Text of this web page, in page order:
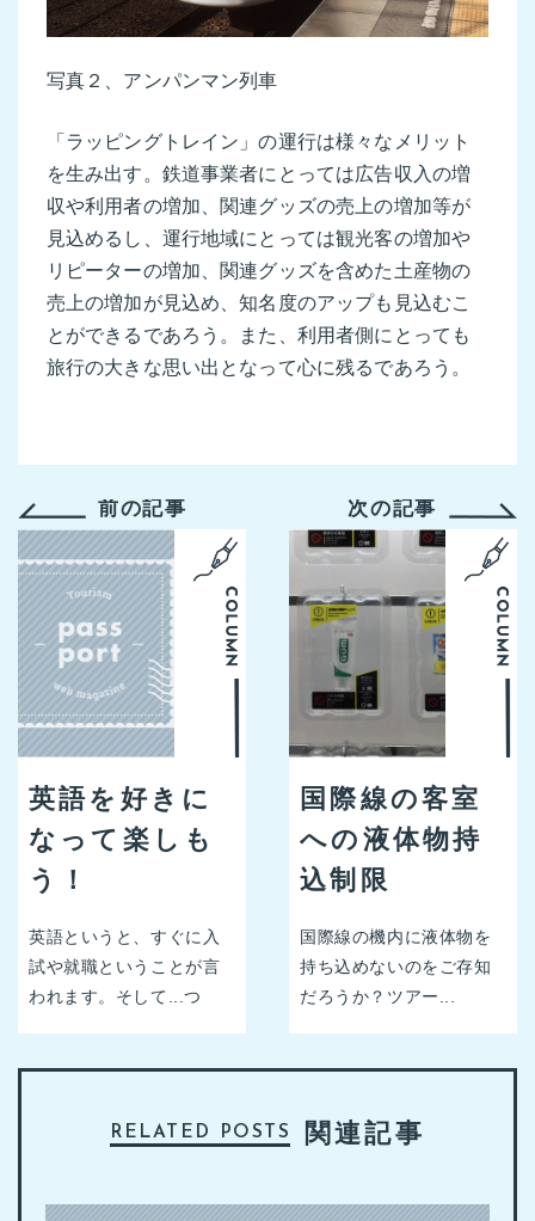
写真２、アンパンマン列車
「ラッピングトレイン」の運行は様々なメリット
を生み出す。鉄道事業者にとっては広告収入の増
収や利用者の増加、関連グッズの売上の増加等が
見込めるし、運行地域にとっては観光客の増加や
リピーターの増加、関連グッズを含めた土産物の
売上の増加が見込め、知名度のアップも見込むこ
とができるであろう。また、利用者側にとっても
旅行の大きな思い出となって心に残るであろう。
前の記事
英語を好きに
なって楽しも
う！
英語というと、すぐに入
試や就職ということが言
われます。そして...つ
次の記事
国際線の客室
への液体物持
込制限
国際線の機内に液体物を
持ち込めないのをご存知
だろうか？ツアー...
RELATED POSTS 関連記事